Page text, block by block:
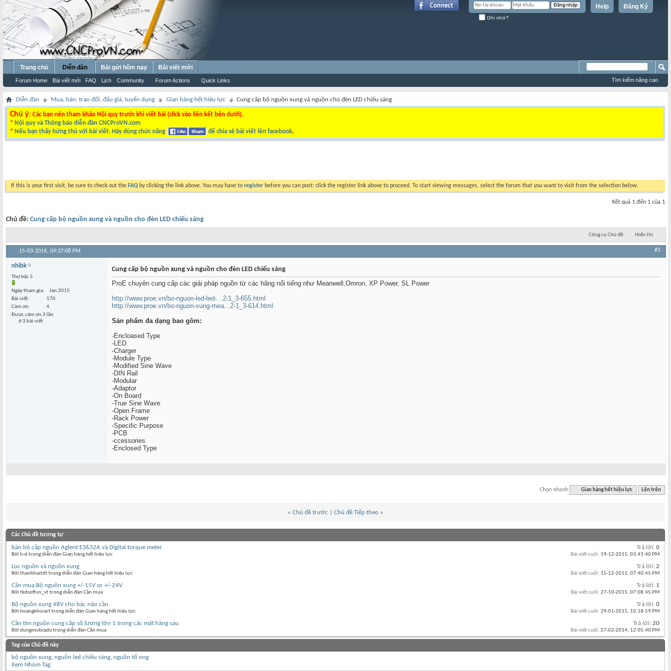
Đăng Ký
Help
Ghi nhớ?
Trang chủ Diễn đàn
Forum Home Bài viết mới FAQ Lịch Community Forum Actions Quick Links
Bài gửi hôm nay Bài viết mới
Tìm kiếm nâng cao
Diễn đàn Mua, bán, trao đổi, đấu giá, tuyển dụng Gian hàng hết hiệu lực Cung cấp bộ nguồn xung và nguồn cho đèn LED chiếu sáng
Chú ý: Các bạn nên tham khảo Nội quy trước khi viết bài (click vào liên kết bên dưới).
* Nội quy và Thông báo diễn đàn CNCProVN.com
* Nếu bạn thấy hứng thú với bài viết. Hãy dùng chức năng để chia sẻ bài viết lên facebook.
If this is your first visit, be sure to check out the FAQ by clicking the link above. You may have to register before you can post: click the register link above to proceed. To start viewing messages, select the forum that you want to visit from the selection below.
Kết quả 1 đến 1 của 1
Chủ đề: Cung cấp bộ nguồn xung và nguồn cho đèn LED chiếu sáng
Công cụ Chủ đề Hiển thị
15-03-2016, 09:37:08 PM #1
nhibk
Thợ bậc 5
Ngày tham gia
Jan 2015
Bài viết
170
Cám ơn
4
Được cám ơn 3 lần
ở 3 bài viết
Cung cấp bộ nguồn xung và nguồn cho đèn LED chiếu sáng
ProE chuyên cung cấp các giải pháp nguồn từ các hãng nổi tiếng như Meanwell,Omron, XP Power, SL Power
http://www.proe.vn/bo-nguon-led-led-...2-1_3-655.html
http://www.proe.vn/bo-nguon-xung-mea...2-1_3-614.html
Sản phẩm đa dạng bao gồm:
-Encloased Type
-LED
-Charger
-Module Type
-Modified Sine Wave
-DIN Rail
-Modular
-Adaptor
-On Board
-True Sine Wave
-Open Frame
-Rack Power
-Specific Purpose
-PCB
-ccessories
-Enclosed Type
Chọn nhanh Gian hàng hết hiệu lực Lên trên
« Chủ đề trước Chủ đề Tiếp theo »
Các Chủ đề tương tự
bán bộ cấp nguồn Aglent E3632A và Digital torque meter
Bởi h-d trong diễn đàn Gian hàng hết hiệu lực
Trả lời: 0
Bài viết cuối: 19-12-2015, 03:41:40 PM
Lọc nguồn và nguồn xung
Bởi thanhhaitdt trong diễn đàn Gian hàng hết hiệu lực
Trả lời: 2
Bài viết cuối: 15-12-2015, 07:40:45 PM
Cần mua Bộ nguồn xung +/-15V or +/-24V
Bởi tkdsoftvn_vt trong diễn đàn Cần mua
Trả lời: 1
Bài viết cuối: 27-10-2015, 07:08:45 PM
Bộ nguồn xung 48V cho bác nào cần
Bởi hoangkhoiart trong diễn đàn Gian hàng hết hiệu lực
Trả lời: 0
Bài viết cuối: 29-01-2015, 10:18:59 PM
Cần tìm nguồn cung cấp số lượng lớn 1 trong các mặt hàng sau
Bởi dungmobiado trong diễn đàn Cần mua
Trả lời: 20
Bài viết cuối: 27-02-2014, 12:05:40 PM
Tag của Chủ đề này
bộ nguồn xung, nguồn led chiếu sáng, nguồn tổ ong
Xem Nhóm Tag